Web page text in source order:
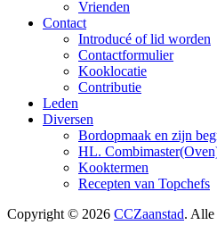
Vrienden
Contact
Introducé of lid worden
Contactformulier
Kooklocatie
Contributie
Leden
Diversen
Bordopmaak en zijn
HL.
Kooktermen
Recepten van Topchefs
Copyright © 2026 CCZaanstad. Alle